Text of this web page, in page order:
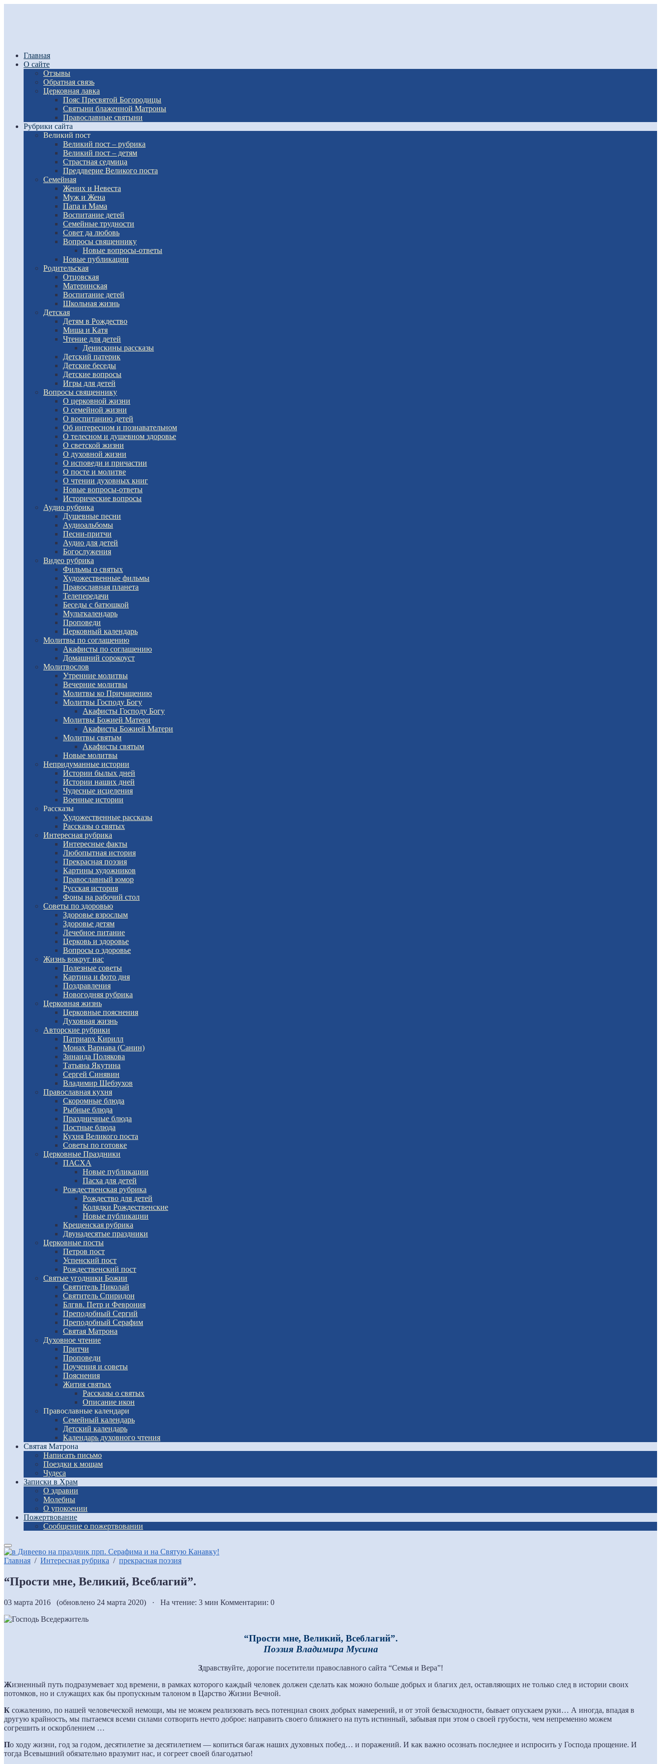
Главная
О сайте
Отзывы
Обратная связь
Церковная лавка
Пояс Пресвятой Богородицы
Святыни блаженной Матроны
Православные святыни
Рубрики сайта
Великий пост
Великий пост – рубрика
Великий пост – детям
Страстная седмица
Преддверие Великого поста
Семейная
Жених и Невеста
Муж и Жена
Папа и Мама
Воспитание детей
Семейные трудности
Совет да любовь
Вопросы священнику
Новые вопросы-ответы
Новые публикации
Родительская
Отцовская
Материнская
Воспитание детей
Школьная жизнь
Детская
Детям в Рождество
Миша и Катя
Чтение для детей
Денискины рассказы
Детский патерик
Детские беседы
Детские вопросы
Игры для детей
Вопросы священнику
О церковной жизни
О семейной жизни
О воспитанию детей
Об интересном и познавательном
О телесном и душевном здоровье
О светской жизни
О духовной жизни
О исповеди и причастии
О посте и молитве
О чтении духовных книг
Новые вопросы-ответы
Исторические вопросы
Аудио рубрика
Душевные песни
Аудиоальбомы
Песни-притчи
Аудио для детей
Богослужения
Видео рубрика
Фильмы о святых
Художественные фильмы
Православная планета
Телепередачи
Беседы с батюшкой
Мульткалендарь
Проповеди
Церковный календарь
Молитвы по соглашению
Акафисты по соглашению
Домашний сорокоуст
Молитвослов
Утренние молитвы
Вечерние молитвы
Молитвы ко Причащению
Молитвы Господу Богу
Акафисты Господу Богу
Молитвы Божией Матери
Акафисты Божией Матери
Молитвы святым
Акафисты святым
Новые молитвы
Непридуманные истории
Истории былых дней
Истории наших дней
Чудесные исцеления
Военные истории
Рассказы
Художественные рассказы
Рассказы о святых
Интересная рубрика
Интересные факты
Любопытная история
Прекрасная поэзия
Картины художников
Православный юмор
Русская история
Фоны на рабочий стол
Советы по здоровью
Здоровье взрослым
Здоровье детям
Лечебное питание
Церковь и здоровье
Вопросы о здоровье
Жизнь вокруг нас
Полезные советы
Картина и фото дня
Поздравления
Новогодняя рубрика
Церковная жизнь
Церковные пояснения
Духовная жизнь
Авторские рубрики
Патриарх Кирилл
Монах Варнава (Санин)
Зинаида Полякова
Татьяна Якутина
Сергей Синявин
Владимир Шебзухов
Православная кухня
Скоромные блюда
Рыбные блюда
Праздничные блюда
Постные блюда
Кухня Великого поста
Советы по готовке
Церковные Праздники
ПАСХА
Новые публикации
Пасха для детей
Рождественская рубрика
Рождество для детей
Колядки Рождественские
Новые публикации
Крещенская рубрика
Двунадесятые праздники
Церковные посты
Петров пост
Успенский пост
Рождественский пост
Святые угодники Божии
Святитель Николай
Святитель Спиридон
Блгвв. Петр и Феврония
Преподобный Сергий
Преподобный Серафим
Святая Матрона
Духовное чтение
Притчи
Проповеди
Поучения и советы
Пояснения
Жития святых
Рассказы о святых
Описание икон
Православные календари
Семейный календарь
Детский календарь
Календарь духовного чтения
Святая Матрона
Написать письмо
Поездки к мощам
Чудеса
Записки в Храм
О здравии
Молебны
О упокоении
Пожертвование
Сообщение о пожертвовании
Главная / Интересная рубрика / прекрасная поэзия
“Прости мне, Великий, Всеблагий”.
03 марта 2016 (обновлено 24 марта 2020) · На чтение: 3 мин Комментарии: 0
“Прости мне, Великий, Всеблагий”.
Поэзия Владимира Мусина
Здравствуйте, дорогие посетители православного сайта “Семья и Вера”!
Жизненный путь подразумевает ход времени, в рамках которого каждый человек должен сделать как можно больше добрых и благих дел, оставляющих не только след в истории своих
потомков, но и служащих как бы пропускным талоном в Царство Жизни Вечной.
К сожалению, по нашей человеческой немощи, мы не можем реализовать весь потенциал своих добрых намерений, и от этой безысходности, бывает опускаем руки… А иногда, впадая в
другую крайность, мы пытаемся всеми силами сотворить нечто доброе: направить своего ближнего на путь истинный, забывая при этом о своей грубости, чем непременно можем
согрешить и оскорблением …
По ходу жизни, год за годом, десятилетие за десятилетием — копиться багаж наших духовных побед… и поражений. И как важно осознать последнее и испросить у Господа прощение. И
тогда Всевышний обязательно вразумит нас, и согреет своей благодатью!